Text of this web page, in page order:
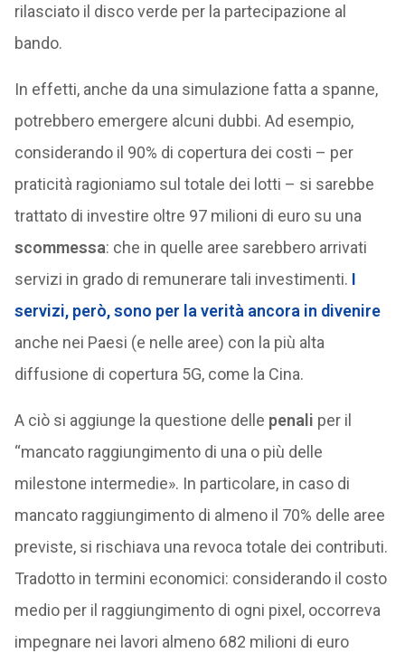
rilasciato il disco verde per la partecipazione al
bando.
In effetti, anche da una simulazione fatta a spanne,
potrebbero emergere alcuni dubbi. Ad esempio,
considerando il 90% di copertura dei costi – per
praticità ragioniamo sul totale dei lotti – si sarebbe
trattato di investire oltre 97 milioni di euro su una
scommessa: che in quelle aree sarebbero arrivati
servizi in grado di remunerare tali investimenti. I
servizi, però, sono per la verità ancora in divenire
anche nei Paesi (e nelle aree) con la più alta
diffusione di copertura 5G, come la Cina.
A ciò si aggiunge la questione delle penali per il
“mancato raggiungimento di una o più delle
milestone intermedie». In particolare, in caso di
mancato raggiungimento di almeno il 70% delle aree
previste, si rischiava una revoca totale dei contributi.
Tradotto in termini economici: considerando il costo
medio per il raggiungimento di ogni pixel, occorreva
impegnare nei lavori almeno 682 milioni di euro